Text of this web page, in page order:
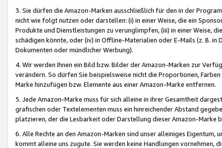
3. Sie dürfen die Amazon-Marken ausschließlich für den in der
nicht wie folgt nutzen oder darstellen: (i) in einer Weise, die ein
Produkte und Dienstleistungen zu verunglimpfen, (iii) in einer Weise,
schädigen könnte, oder (iv) in Offline-Materialien oder E-Mails (z. B. in
Dokumenten oder mündlicher Werbung).
4. Wir werden Ihnen ein Bild bzw. Bilder der Amazon-Marken zur
verändern. So dürfen Sie beispielsweise nicht die Proportionen,
Marke hinzufügen bzw. Elemente aus einer Amazon-Marke entfernen.
5. Jede Amazon-Marke muss für sich alleine in ihrer Gesamtheit
grafischen oder Textelementen muss ein hinreichender Abstand
platzieren, der die Lesbarkeit oder Darstellung dieser Amazon-Marke
6. Alle Rechte an den Amazon-Marken sind unser alleiniges
kommt alleine uns zugute. Sie werden keine Handlungen vornehmen,